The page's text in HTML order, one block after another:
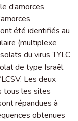
d’amorces
été identifiés au
(multiplexe
du virus TYLC
de type Israël
Les deux
tous les sites
répandues à
obtenues